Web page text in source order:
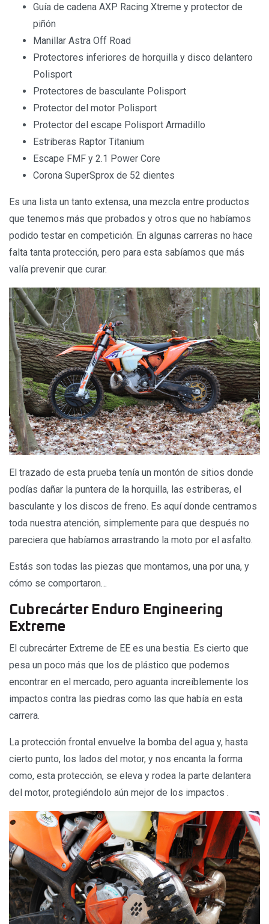
Guía de cadena AXP Racing Xtreme y protector de
piñón
Manillar Astra Off Road
Protectores inferiores de horquilla y disco delantero
Polisport
Protectores de basculante Polisport
Protector del motor Polisport
Protector del escape Polisport Armadillo
Estriberas Raptor Titanium
Escape FMF y 2.1 Power Core
Corona SuperSprox de 52 dientes
Es una lista un tanto extensa, una mezcla entre productos
que tenemos más que probados y otros que no habíamos
podido testar en competición. En algunas carreras no hace
falta tanta protección, pero para esta sabíamos que más
valía prevenir que curar.
El trazado de esta prueba tenía un montón de sitios donde
podías dañar la puntera de la horquilla, las estriberas, el
basculante y los discos de freno. Es aquí donde centramos
toda nuestra atención, simplemente para que después no
pareciera que habíamos arrastrando la moto por el asfalto.
Estás son todas las piezas que montamos, una por una, y
cómo se comportaron…
Cubrecárter Enduro Engineering
Extreme
El cubrecárter Extreme de EE es una bestia. Es cierto que
pesa un poco más que los de plástico que podemos
encontrar en el mercado, pero aguanta increíblemente los
impactos contra las piedras como las que había en esta
carrera.
La protección frontal envuelve la bomba del agua y, hasta
cierto punto, los lados del motor, y nos encanta la forma
como, esta protección, se eleva y rodea la parte delantera
del motor, protegiéndolo aún mejor de los impactos .